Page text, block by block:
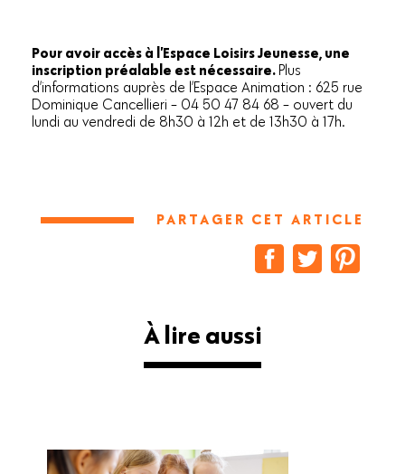
Pour avoir accès à l’Espace Loisirs Jeunesse, une
inscription préalable est nécessaire. Plus
d’informations auprès de l’Espace Animation : 625 rue
Dominique Cancellieri - 04 50 47 84 68 - ouvert du
lundi au vendredi de 8h30 à 12h et de 13h30 à 17h.
PARTAGER CET ARTICLE
À lire aussi